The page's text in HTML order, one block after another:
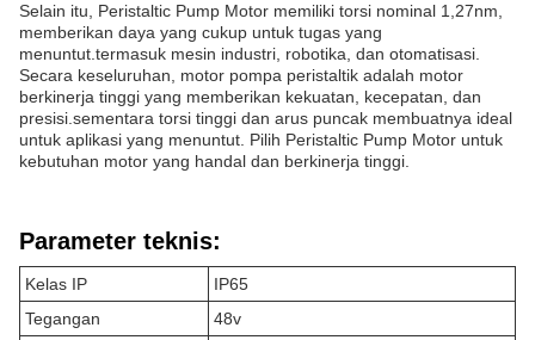
Selain itu, Peristaltic Pump Motor memiliki torsi nominal 1,27nm,
memberikan daya yang cukup untuk tugas yang
menuntut.termasuk mesin industri, robotika, dan otomatisasi.
Secara keseluruhan, motor pompa peristaltik adalah motor
berkinerja tinggi yang memberikan kekuatan, kecepatan, dan
presisi.sementara torsi tinggi dan arus puncak membuatnya ideal
untuk aplikasi yang menuntut. Pilih Peristaltic Pump Motor untuk
kebutuhan motor yang handal dan berkinerja tinggi.
Parameter teknis:
Kelas IP
IP65
Tegangan
48v